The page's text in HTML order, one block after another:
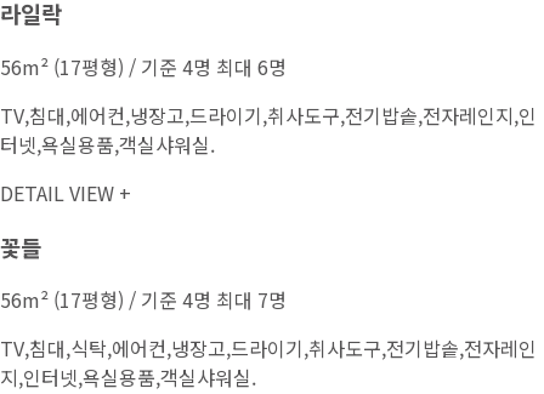
라일락
56m² (17평형) / 기준 4명 최대 6명
TV,침대,에어컨,냉장고,드라이기,취사도구,전기밥솥,전자레인지,인
터넷,욕실용품,객실샤워실.
DETAIL VIEW +
꽃들
56m² (17평형) / 기준 4명 최대 7명
TV,침대,식탁,에어컨,냉장고,드라이기,취사도구,전기밥솥,전자레인
지,인터넷,욕실용품,객실샤워실.